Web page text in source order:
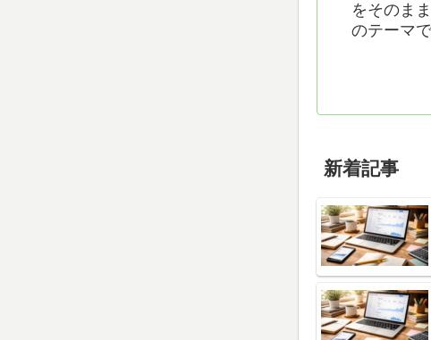
をそのま
のテーマで
新着記事